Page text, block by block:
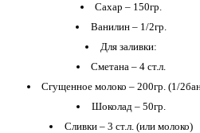
Сахар – 150гр.
Ванилин – 1/2гр.
Для заливки:
Сметана – 4 ст.л.
Сгущенное молоко – 200гр. (1/
Шоколад – 50гр.
Сливки – 3 ст.л. (или молоко)